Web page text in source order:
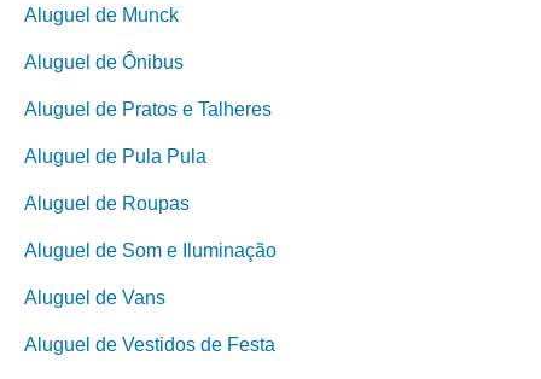
Aluguel de Munck
Aluguel de Ônibus
Aluguel de Pratos e Talheres
Aluguel de Pula Pula
Aluguel de Roupas
Aluguel de Som e Iluminação
Aluguel de Vans
Aluguel de Vestidos de Festa